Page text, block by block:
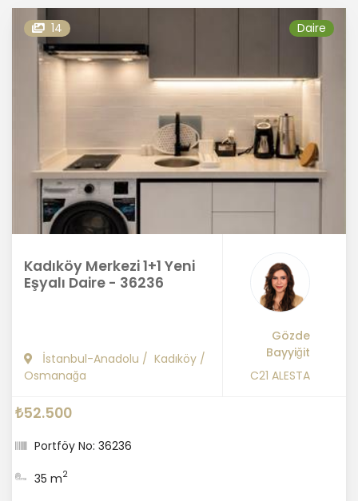
14 Daire
Kadıköy Merkezi 1+1 Yeni
Eşyalı Daire - 36236
İstanbul-Anadolu / Kadıköy /
Osmanağa
Gözde
Bayyiğit
C21 ALESTA
₺52.500
Portföy No: 36236
35 m2